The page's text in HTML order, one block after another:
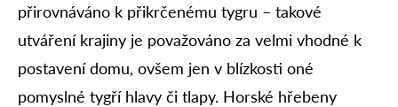
přirovnáváno k přikrčenému tygru – takové
utváření krajiny je považováno za velmi vhodné k
postavení domu, ovšem jen v blízkosti oné
pomyslné tygří hlavy či tlapy. Horské hřebeny